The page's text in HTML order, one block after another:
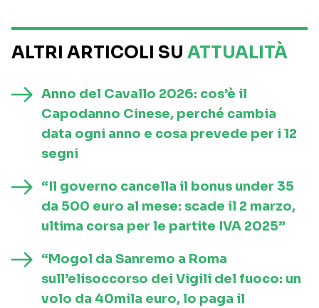
ALTRI ARTICOLI SU ATTUALITÀ
Anno del Cavallo 2026: cos’è il
Capodanno Cinese, perché cambia
data ogni anno e cosa prevede per i 12
segni
“Il governo cancella il bonus under 35
da 500 euro al mese: scade il 2 marzo,
ultima corsa per le partite IVA 2025”
“Mogol da Sanremo a Roma
sull’elisoccorso dei Vigili del fuoco: un
volo da 40mila euro, lo paga il